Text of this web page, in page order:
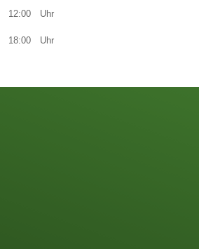
12:00 Uhr
18:00 Uhr